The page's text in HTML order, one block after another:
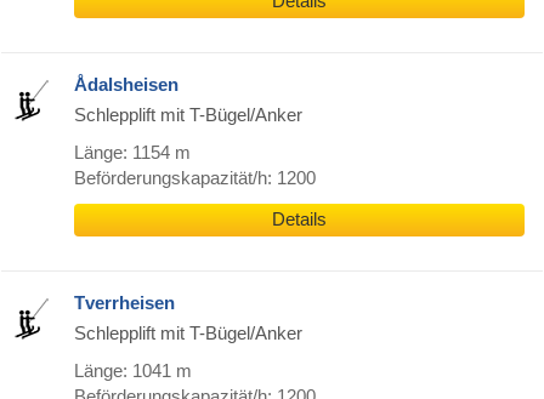
Ådalsheisen
Schlepplift mit T-Bügel/Anker
Länge: 1154 m
Beförderungskapazität/h: 1200
Details
Tverrheisen
Schlepplift mit T-Bügel/Anker
Länge: 1041 m